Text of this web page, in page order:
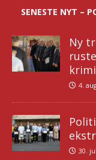
SENESTE NYT –
Ny
4.
30.